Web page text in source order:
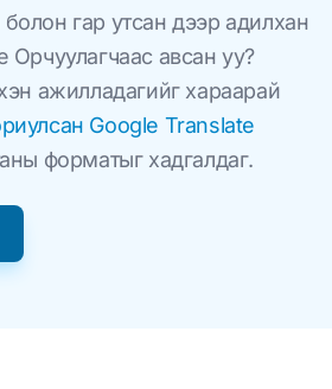
гар утсан дээр адилхан
Орчуулагчаас авсан уу?
ажилладагийг хараарай
Google Translate
форматыг хадгалдаг.